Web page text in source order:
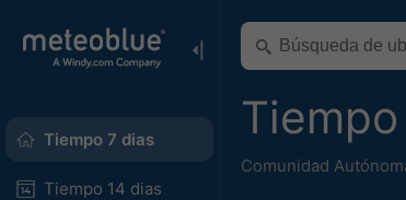
Tiempo 7 dias
Tiempo 14 dias
Comunidad